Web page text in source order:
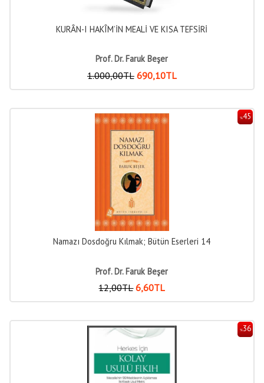
KURÂN-I HAKÎM’İN MEALİ VE KISA TEFSİRİ
Prof. Dr. Faruk Beşer
1.000,00TL 690,10TL
%45
Namazı Dosdoğru Kılmak; Bütün Eserleri 14
Prof. Dr. Faruk Beşer
12,00TL 6,60TL
%36